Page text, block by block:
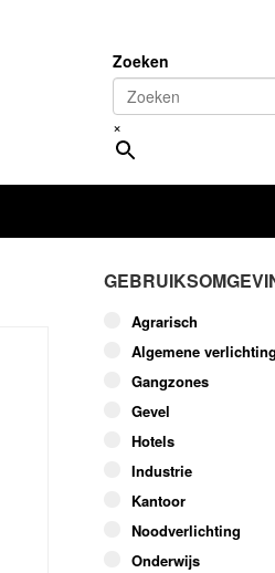
Zoeken
×
Agrarisch
Algemene verlichting
Gangzones
Gevel
Hotels
Industrie
Kantoor
Noodverlichting
Onderwijs